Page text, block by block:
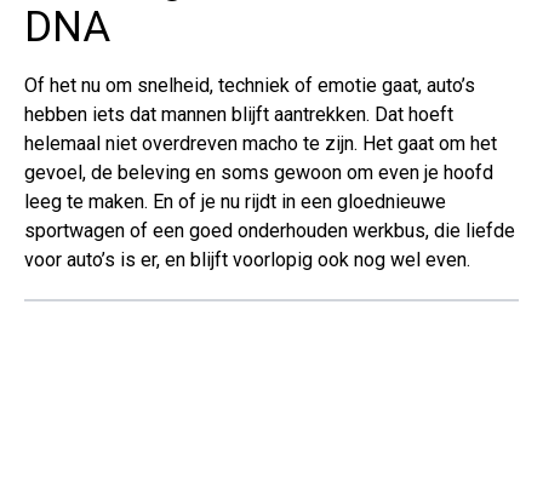
DNA
Of het nu om snelheid, techniek of emotie gaat, auto’s
hebben iets dat mannen blijft aantrekken. Dat hoeft
helemaal niet overdreven macho te zijn. Het gaat om het
gevoel, de beleving en soms gewoon om even je hoofd
leeg te maken. En of je nu rijdt in een gloednieuwe
sportwagen of een goed onderhouden werkbus, die liefde
voor auto’s is er, en blijft voorlopig ook nog wel even.